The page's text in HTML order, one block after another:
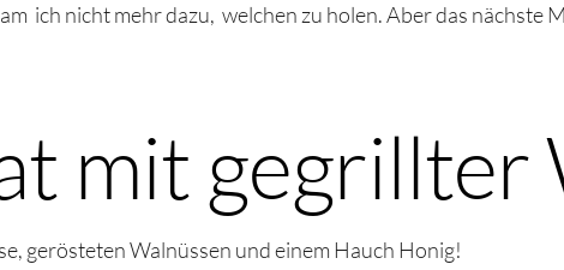
ich nicht mehr dazu, welchen zu holen. Aber das nächste
mit gegrillter
gerösteten Walnüssen und einem Hauch Honig!